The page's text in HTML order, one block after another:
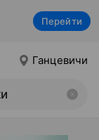
Перейти
Ганцевичи